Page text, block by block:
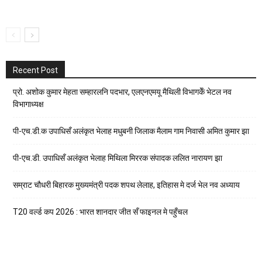
Recent Post
प्रो. अशोक कुमार मेहता सम्हारलनि पदभार, एलएनएमयू मैथिली विभागकेँ भेटल नव
विभागाध्यक्ष
पी-एच.डी.क उपाधिसँ अलंकृत भेलाह मधुबनी जिलाक मैलाम गाम निवासी अमित कुमार झा
पी-एच.डी. उपाधिसँ अलंकृत भेलाह मिथिला मिररक संपादक ललित नारायण झा
सम्राट चौधरी बिहारक मुख्यमंत्री पदक शपथ लेलाह, इतिहास मे दर्ज भेल नव अध्याय
T20 वर्ल्ड कप 2026 : भारत शानदार जीत सँ फाइनल मे पहुँचल